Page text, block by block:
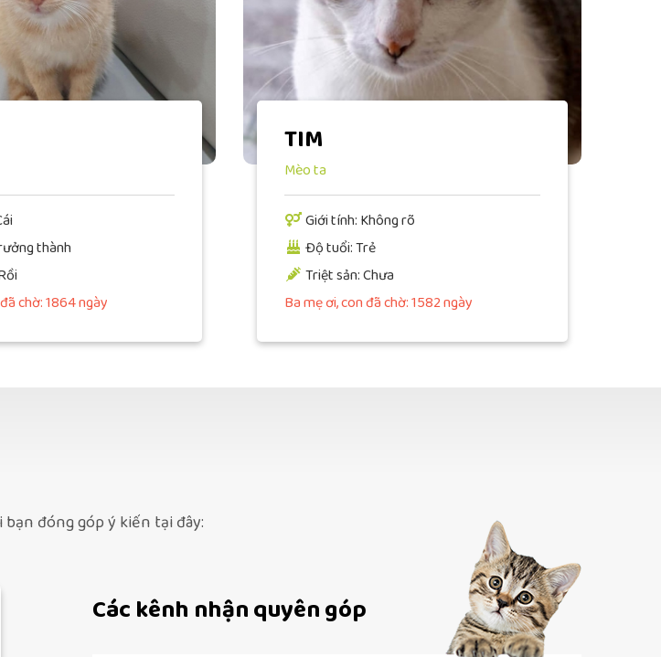
thành
chờ: 1864 ngày
TIM
Mèo ta
Giới tính: Không rõ
Độ tuổi: Trẻ
Triệt sản: Chưa
Ba mẹ ơi, con đã chờ: 1582 ngày
đóng góp ý kiến tại đây:
Các kênh nhận quyên góp